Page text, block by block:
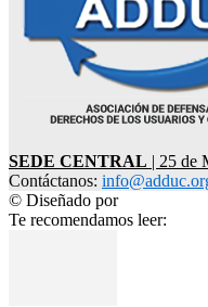
SEDE CENTRAL | 25 de
Contáctanos:
© Diseñado por
Te recomendamos leer: